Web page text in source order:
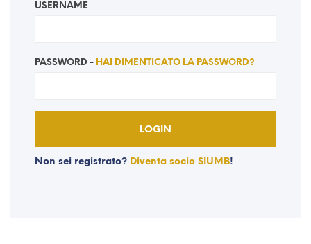
USERNAME
PASSWORD - HAI DIMENTICATO LA PASSWORD?
Non sei registrato? Diventa socio SIUMB!